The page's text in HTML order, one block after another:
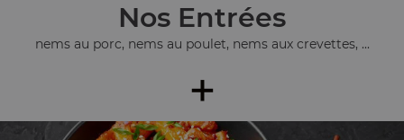
Nos Entrées
nems au porc, nems au poulet, nems aux crevettes, ...
+